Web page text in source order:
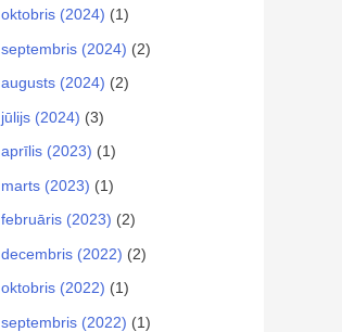
oktobris (2024) (1)
septembris (2024) (2)
augusts (2024) (2)
jūlijs (2024) (3)
aprīlis (2023) (1)
marts (2023) (1)
februāris (2023) (2)
decembris (2022) (2)
oktobris (2022) (1)
septembris (2022) (1)